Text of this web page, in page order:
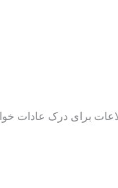
برای درک عادات